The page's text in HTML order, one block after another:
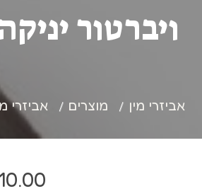
ביצים סיניות
דילדו
דילדו גדול
אביזרי מין מוצרים אביזרי